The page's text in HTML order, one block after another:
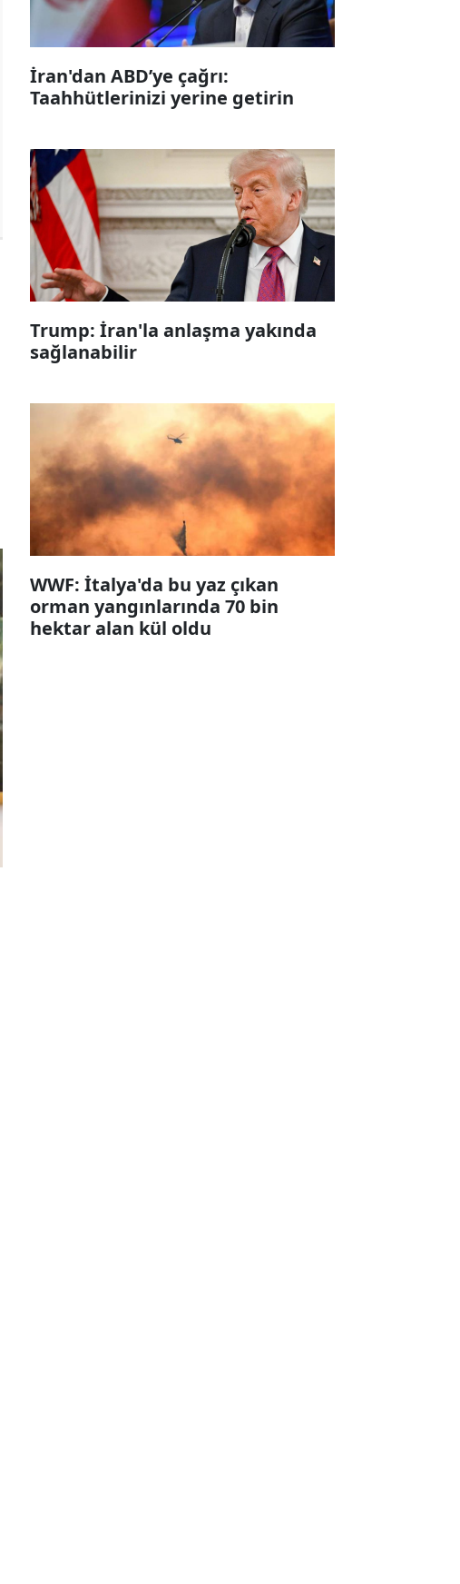
İran'dan ABD’ye çağrı:
Taahhütlerinizi yerine getirin
Trump: İran'la anlaşma yakında
sağlanabilir
WWF: İtalya'da bu yaz çıkan
orman yangınlarında 70 bin
hektar alan kül oldu